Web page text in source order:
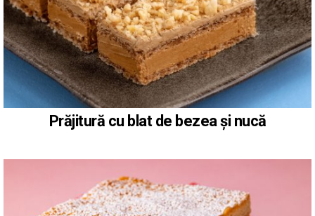
Prăjitură cu blat de bezea și nucă